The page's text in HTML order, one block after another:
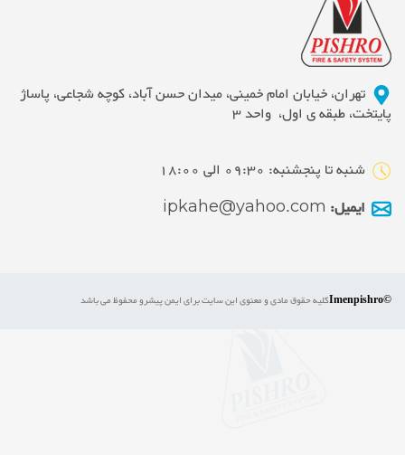
تهران، خیابان امام خمینی، میدان حسن آباد، کوچه شجاعی، پاساژ
پایتخت، طبقه ی اول، واحد 3
شنبه تا پنجشنبه: 09:30 الی 18:00
ایمیل:ipkahe@yahoo.com
کلیه حقوق مادی و معنوی این سایت برای ایمن پیشرو محفوظ می باشد